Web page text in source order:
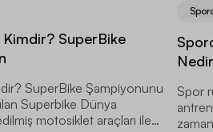
SuperBike
SuperBike Şampiyonunu
Superbike Dünya
motosiklet araçları ile
Spor